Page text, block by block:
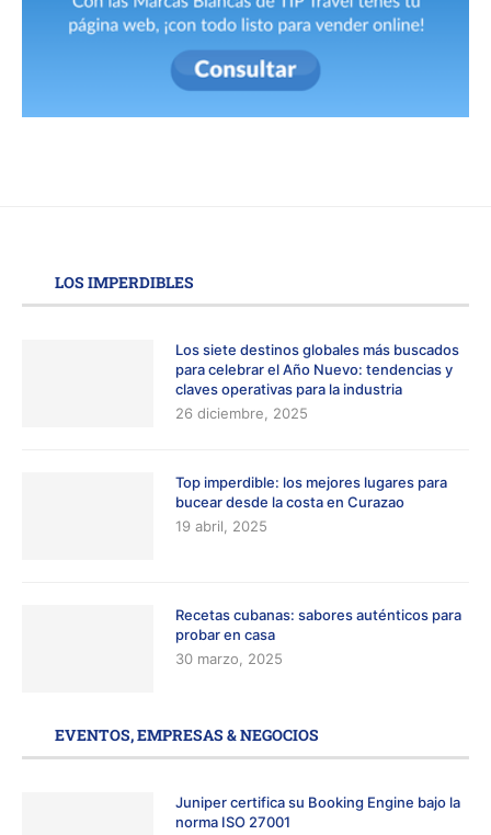
LOS IMPERDIBLES
Los siete destinos globales más buscados
para celebrar el Año Nuevo: tendencias y
claves operativas para la industria
26 diciembre, 2025
Top imperdible: los mejores lugares para
bucear desde la costa en Curazao
19 abril, 2025
Recetas cubanas: sabores auténticos para
probar en casa
30 marzo, 2025
EVENTOS, EMPRESAS & NEGOCIOS
Juniper certifica su Booking Engine bajo la
norma ISO 27001